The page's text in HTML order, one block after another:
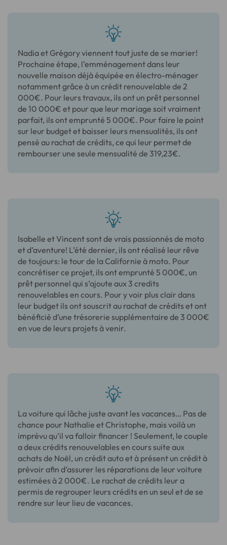
Nadia et Grégory viennent tout juste de se marier!
Prochaine étape, l’emménagement dans leur
nouvelle maison déjà équipée en électro-ménager
notamment grâce à un crédit renouvelable de 2
000€. Pour leurs travaux, ils ont un prêt personnel
de 10 000€ et pour que leur mariage soit vraiment
parfait, ils ont emprunté 5 000€. Pour faire le point
sur leur budget et baisser leurs mensualités, ils ont
pensé au rachat de crédits, ce qui leur permet de
rembourser une seule mensualité de 319,23€.
Isabelle et Vincent sont de vrais passionnés de moto
et d’aventure! L’été dernier, ils ont réalisé leur rêve
de toujours: le tour de la Californie à moto. Pour
concrétiser ce projet, ils ont emprunté 5 000€, un
prêt personnel qui s’ajoute aux 3 credits
renouvelables en cours. Pour y voir plus clair dans
leur budget ils ont souscrit au rachat de crédits et ont
bénéficié d’une trésorerie supplémentaire de 3 000€
en vue de leurs projets à venir.
La voiture qui lâche juste avant les vacances… Pas de
chance pour Nathalie et Christophe, mais voilà un
imprévu qu’il va falloir financer ! Seulement, le couple
a deux crédits renouvelables en cours suite aux
achats de Noël, un crédit auto et à présent un crédit à
prévoir afin d’assurer les réparations de leur voiture
estimées à 2 000€. Le rachat de crédits leur a
permis de regrouper leurs crédits en un seul et de se
rendre sur leur lieu de vacances.